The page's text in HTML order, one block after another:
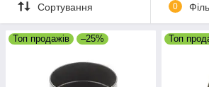
Гідрокомпенсатор, коромисло клапана,
стакан купити в Черкасах
Сортування 0
Топ продажів –25% Топ